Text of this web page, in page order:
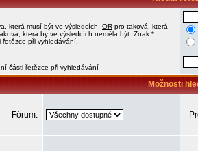
která musí být ve výsledcích, OR pro taková, která
která by ve výsledcích neměla být. Znak *
při vyhledávání.
části řetězce při vyhledávání
Možnosti
Fórum: